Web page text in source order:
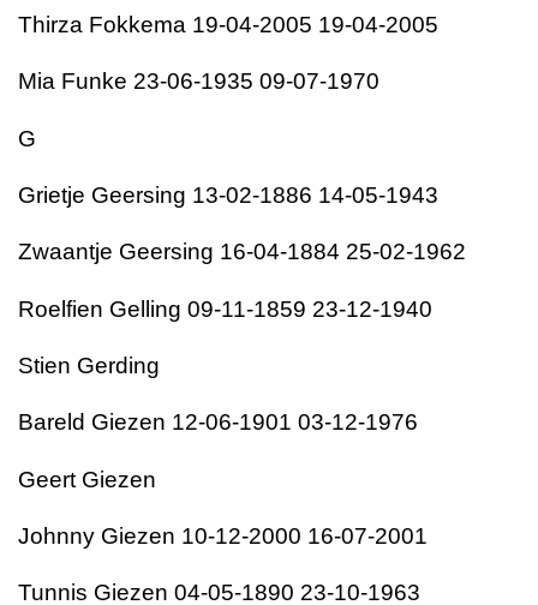
Thirza Fokkema 19-04-2005 19-04-2005
Mia Funke 23-06-1935 09-07-1970
G
Grietje Geersing 13-02-1886 14-05-1943
Zwaantje Geersing 16-04-1884 25-02-1962
Roelfien Gelling 09-11-1859 23-12-1940
Stien Gerding
Bareld Giezen 12-06-1901 03-12-1976
Geert Giezen
Johnny Giezen 10-12-2000 16-07-2001
Tunnis Giezen 04-05-1890 23-10-1963